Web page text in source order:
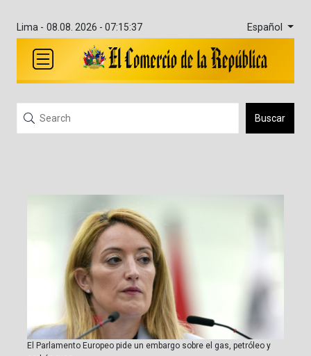
Lima - 08.08. 2026 - 07:15:37 Español
Buscar
El Parlamento Europeo pide un embargo sobre el gas, petróleo y